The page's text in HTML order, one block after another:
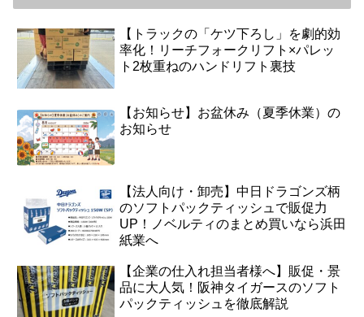
【トラックの「ケツ下ろし」を劇的効
率化！リーチフォークリフト×パレッ
ト2枚重ねのハンドリフト裏技
【お知らせ】お盆休み（夏季休業）の
お知らせ
【法人向け・卸売】中日ドラゴンズ柄
のソフトパックティッシュで販促力
UP！ノベルティのまとめ買いなら浜田
紙業へ
【企業の仕入れ担当者様へ】販促・景
品に大人気！阪神タイガースのソフト
パックティッシュを徹底解説